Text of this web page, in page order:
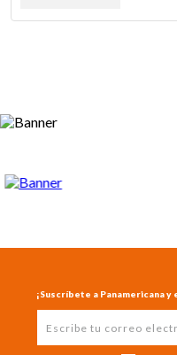
¡Suscríbete a Panamericana